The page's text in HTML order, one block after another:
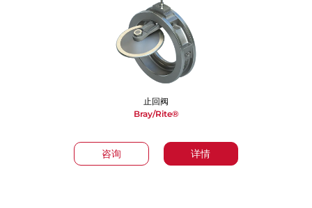
咨询 详情
止回阀
Bray/Rite®